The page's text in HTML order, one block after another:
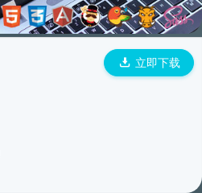
立即下载